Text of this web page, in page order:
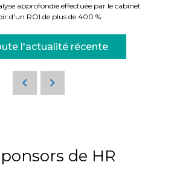
approfondie effectuée par le cabinet
d'un ROI de plus de 400 %.
l'actualité récente
de HR